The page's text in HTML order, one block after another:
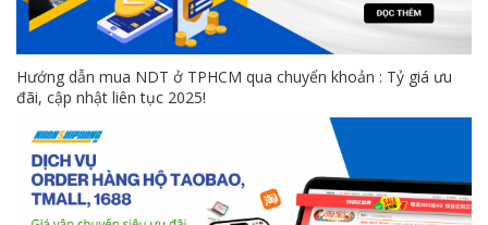
Hướng dẫn mua NDT ở TPHCM qua chuyển khoản : Tỷ giá ưu
đãi, cập nhật liên tục 2025!